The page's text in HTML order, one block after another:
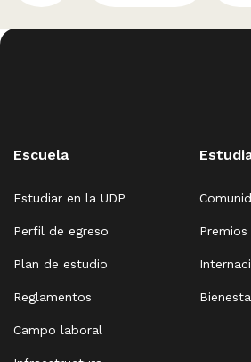
Escuela
Estudiar en la UDP
Perfil de egreso
Plan de estudio
Reglamentos
Campo laboral
Premios